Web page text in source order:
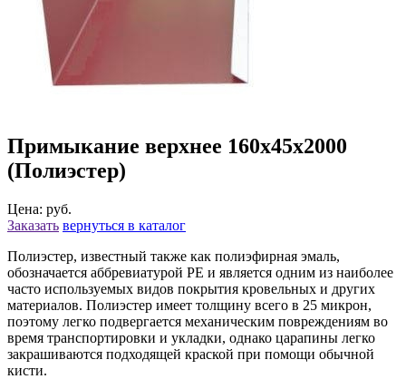
Примыкание верхнее 160х45х2000
(Полиэстер)
Цена: руб.
Заказать вернуться в каталог
Полиэстер, известный также как полиэфирная эмаль,
обозначается аббревиатурой РЕ и является одним из наиболее
часто используемых видов покрытия кровельных и других
материалов. Полиэстер имеет толщину всего в 25 микрон,
поэтому легко подвергается механическим повреждениям во
время транспортировки и укладки, однако царапины легко
закрашиваются подходящей краской при помощи обычной
кисти.